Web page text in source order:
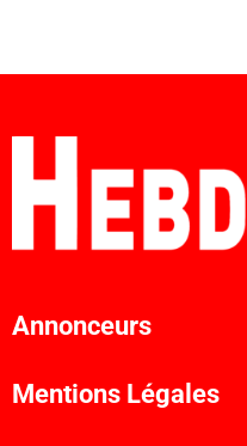
Annonceurs
Mentions Légales